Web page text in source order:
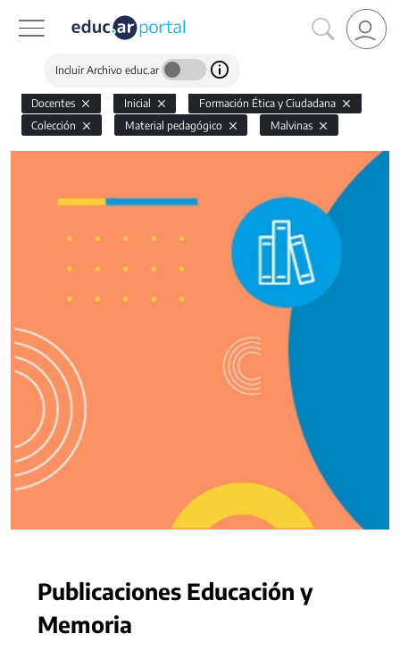
Incluir Archivo educ.ar
Docentes Inicial
Formación Ética y Ciudadana
Colección
Material pedagógico Malvinas
Publicaciones Educación y
Memoria